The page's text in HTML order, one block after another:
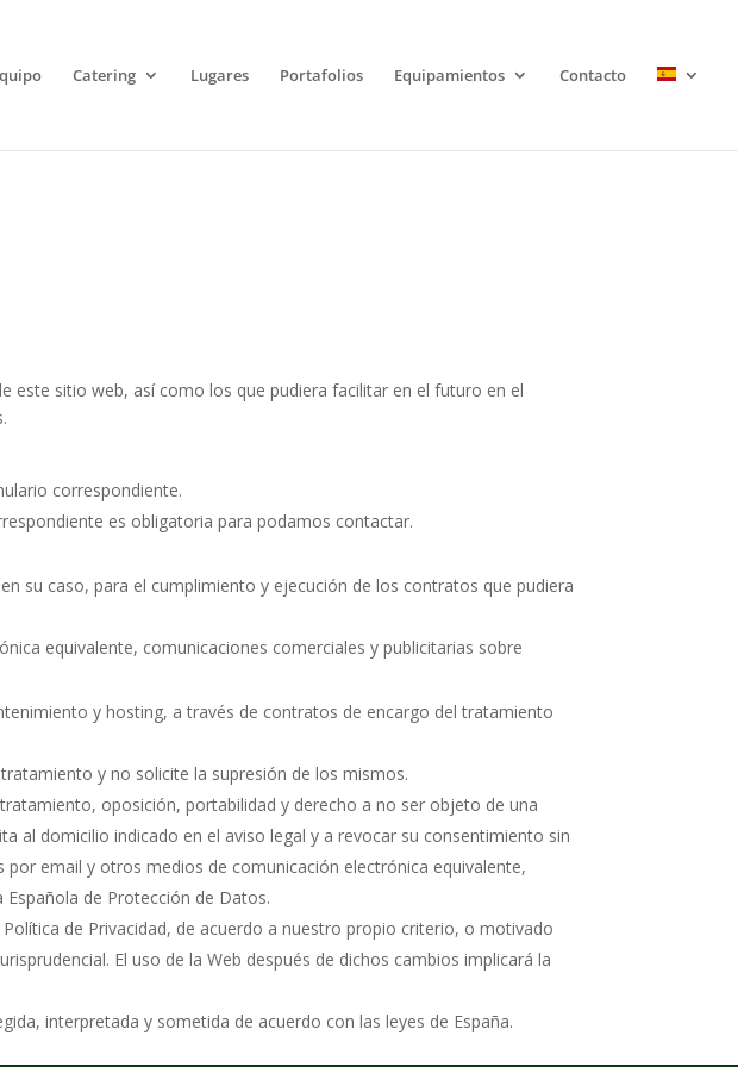
Catering Lugares Portafolios Equipamientos Contacto
este sitio web, así como los que pudiera facilitar en el futuro en el
correspondiente.
es obligatoria para podamos contactar.
su caso, para el cumplimiento y ejecución de los contratos que pudiera
equivalente, comunicaciones comerciales y publicitarias sobre
y hosting, a través de contratos de encargo del tratamiento
y no solicite la supresión de los mismos.
oposición, portabilidad y derecho a no ser objeto de una
al domicilio indicado en el aviso legal y a revocar su consentimiento sin
email y otros medios de comunicación electrónica equivalente,
de Protección de Datos.
de Privacidad, de acuerdo a nuestro propio criterio, o motivado
El uso de la Web después de dichos cambios implicará la
interpretada y sometida de acuerdo con las leyes de España.